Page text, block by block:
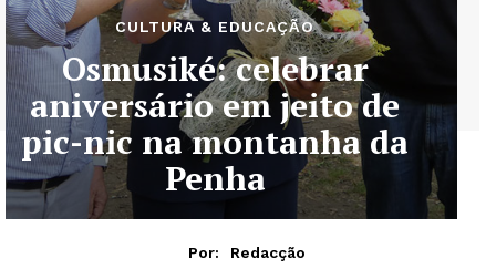
CULTURA & EDUCAÇÃO
Osmusiké: celebrar
aniversário em jeito de
pic-nic na montanha da
Penha
Por:
Redacção